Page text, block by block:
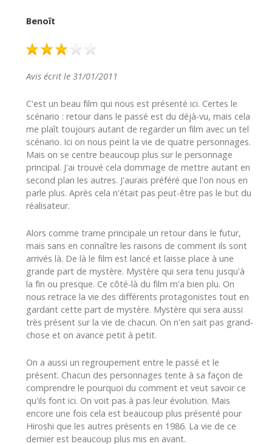
Benoît
Avis écrit le 31/01/2011
C'est un beau film qui nous est présenté ici. Certes le
scénario : retour dans le passé est du déjà-vu, mais cela
me plaît toujours autant de regarder un film avec un tel
scénario. Ici on nous peint la vie de quatre personnages.
Mais on se centre beaucoup plus sur le personnage
principal. J'ai trouvé cela dommage de mettre autant en
second plan les autres. J'aurais préféré que l'on nous en
parle plus. Après cela n'était pas peut-être pas le but du
réalisateur.
Alors comme trame principale un retour dans le futur,
mais sans en connaître les raisons de comment ils sont
arrivés là. De là le film est lancé et laisse place à une
grande part de mystère. Mystère qui sera tenu jusqu'à
la fin ou presque. Ce côté-là du film m'a bien plu. On
nous retrace la vie des différents protagonistes tout en
gardant cette part de mystère. Mystère qui sera aussi
très présent sur la vie de chacun. On n'en sait pas grand-
chose et on avance petit à petit.
On a aussi un regroupement entre le passé et le
présent. Chacun des personnages tente à sa façon de
comprendre le pourquoi du comment et veut savoir ce
qu'ils font ici. On voit pas à pas leur évolution. Mais
encore une fois cela est beaucoup plus présenté pour
Hiroshi que les autres présents en 1986. La vie de ce
dernier est beaucoup plus mis en avant.